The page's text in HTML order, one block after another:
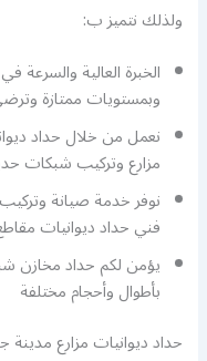
ولذلك نتميز ب:
الخبرة العالية والسرعة
وبمستويات ممتازة
نعمل من خلال حداد
مزارع وتركيب شبكات
نوفر خدمة صيانة
فني حداد ديوانيات
يؤمن لكم حداد مخازن
بأطوال وأحجام مختلفة
حداد ديوانيات مزارع مدينة